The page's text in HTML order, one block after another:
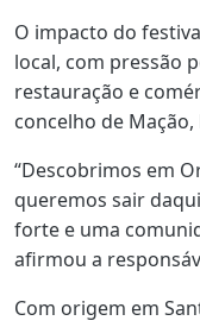
O impacto do
local, com pressão
restauração e
concelho de
“Descobrimos em
queremos sair
forte e uma
afirmou a
Com origem em